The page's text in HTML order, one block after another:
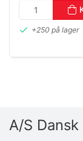
+250 på lager
A/S